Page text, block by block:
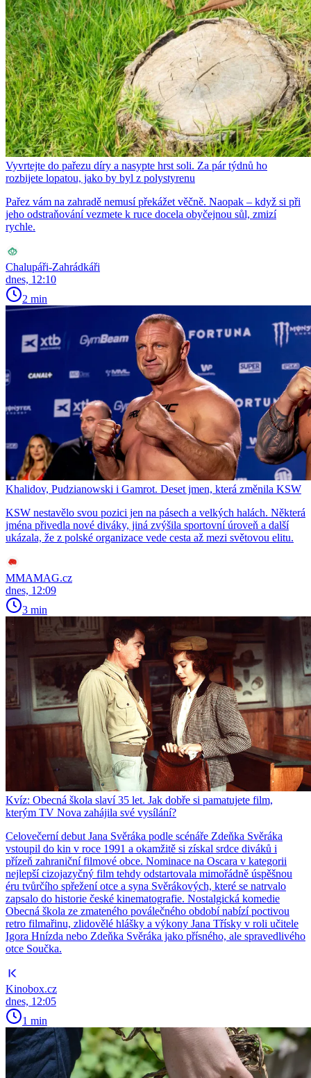
Vyvrtejte do pařezu díry a nasypte hrst soli. Za pár týdnů ho
rozbijete lopatou, jako by byl z polystyrenu
Pařez vám na zahradě nemusí překážet věčně. Naopak – když si při
jeho odstraňování vezmete k ruce docela obyčejnou sůl, zmizí
rychle.
Chalupáři-Zahrádkáři
dnes, 12:10
2 min
Khalidov, Pudzianowski i Gamrot. Deset jmen, která změnila KSW
KSW nestavělo svou pozici jen na pásech a velkých halách. Některá
jména přivedla nové diváky, jiná zvýšila sportovní úroveň a další
ukázala, že z polské organizace vede cesta až mezi světovou elitu.
MMAMAG.cz
dnes, 12:09
3 min
Kvíz: Obecná škola slaví 35 let. Jak dobře si pamatujete film,
kterým TV Nova zahájila své vysílání?
Celovečerní debut Jana Svěráka podle scénáře Zdeňka Svěráka
vstoupil do kin v roce 1991 a okamžitě si získal srdce diváků i
přízeň zahraniční filmové obce. Nominace na Oscara v kategorii
nejlepší cizojazyčný film tehdy odstartovala mimořádně úspěšnou
éru tvůrčího spřežení otce a syna Svěrákových, které se natrvalo
zapsalo do historie české kinematografie. Nostalgická komedie
Obecná škola ze zmateného poválečného období nabízí poctivou
retro filmařinu, zlidovělé hlášky a výkony Jana Třísky v roli učitele
Igora Hnízda nebo Zdeňka Svěráka jako přísného, ale spravedlivého
otce Součka.
Kinobox.cz
dnes, 12:05
1 min